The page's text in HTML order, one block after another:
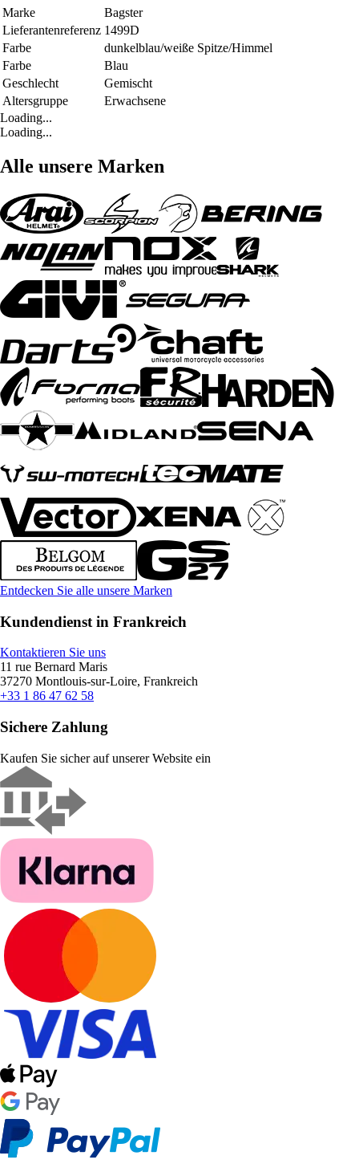
Marke
Bagster
Lieferantenreferenz 1499D
Farbe
dunkelblau/weiße Spitze/Himmel
Farbe
Blau
Geschlecht
Gemischt
Altersgruppe
Erwachsene
Loading...
Loading...
Alle unsere Marken
Entdecken Sie alle unsere Marken
Kundendienst in Frankreich
Kontaktieren Sie uns
11 rue Bernard Maris
37270 Montlouis-sur-Loire, Frankreich
+33 1 86 47 62 58
Sichere Zahlung
Kaufen Sie sicher auf unserer Website ein